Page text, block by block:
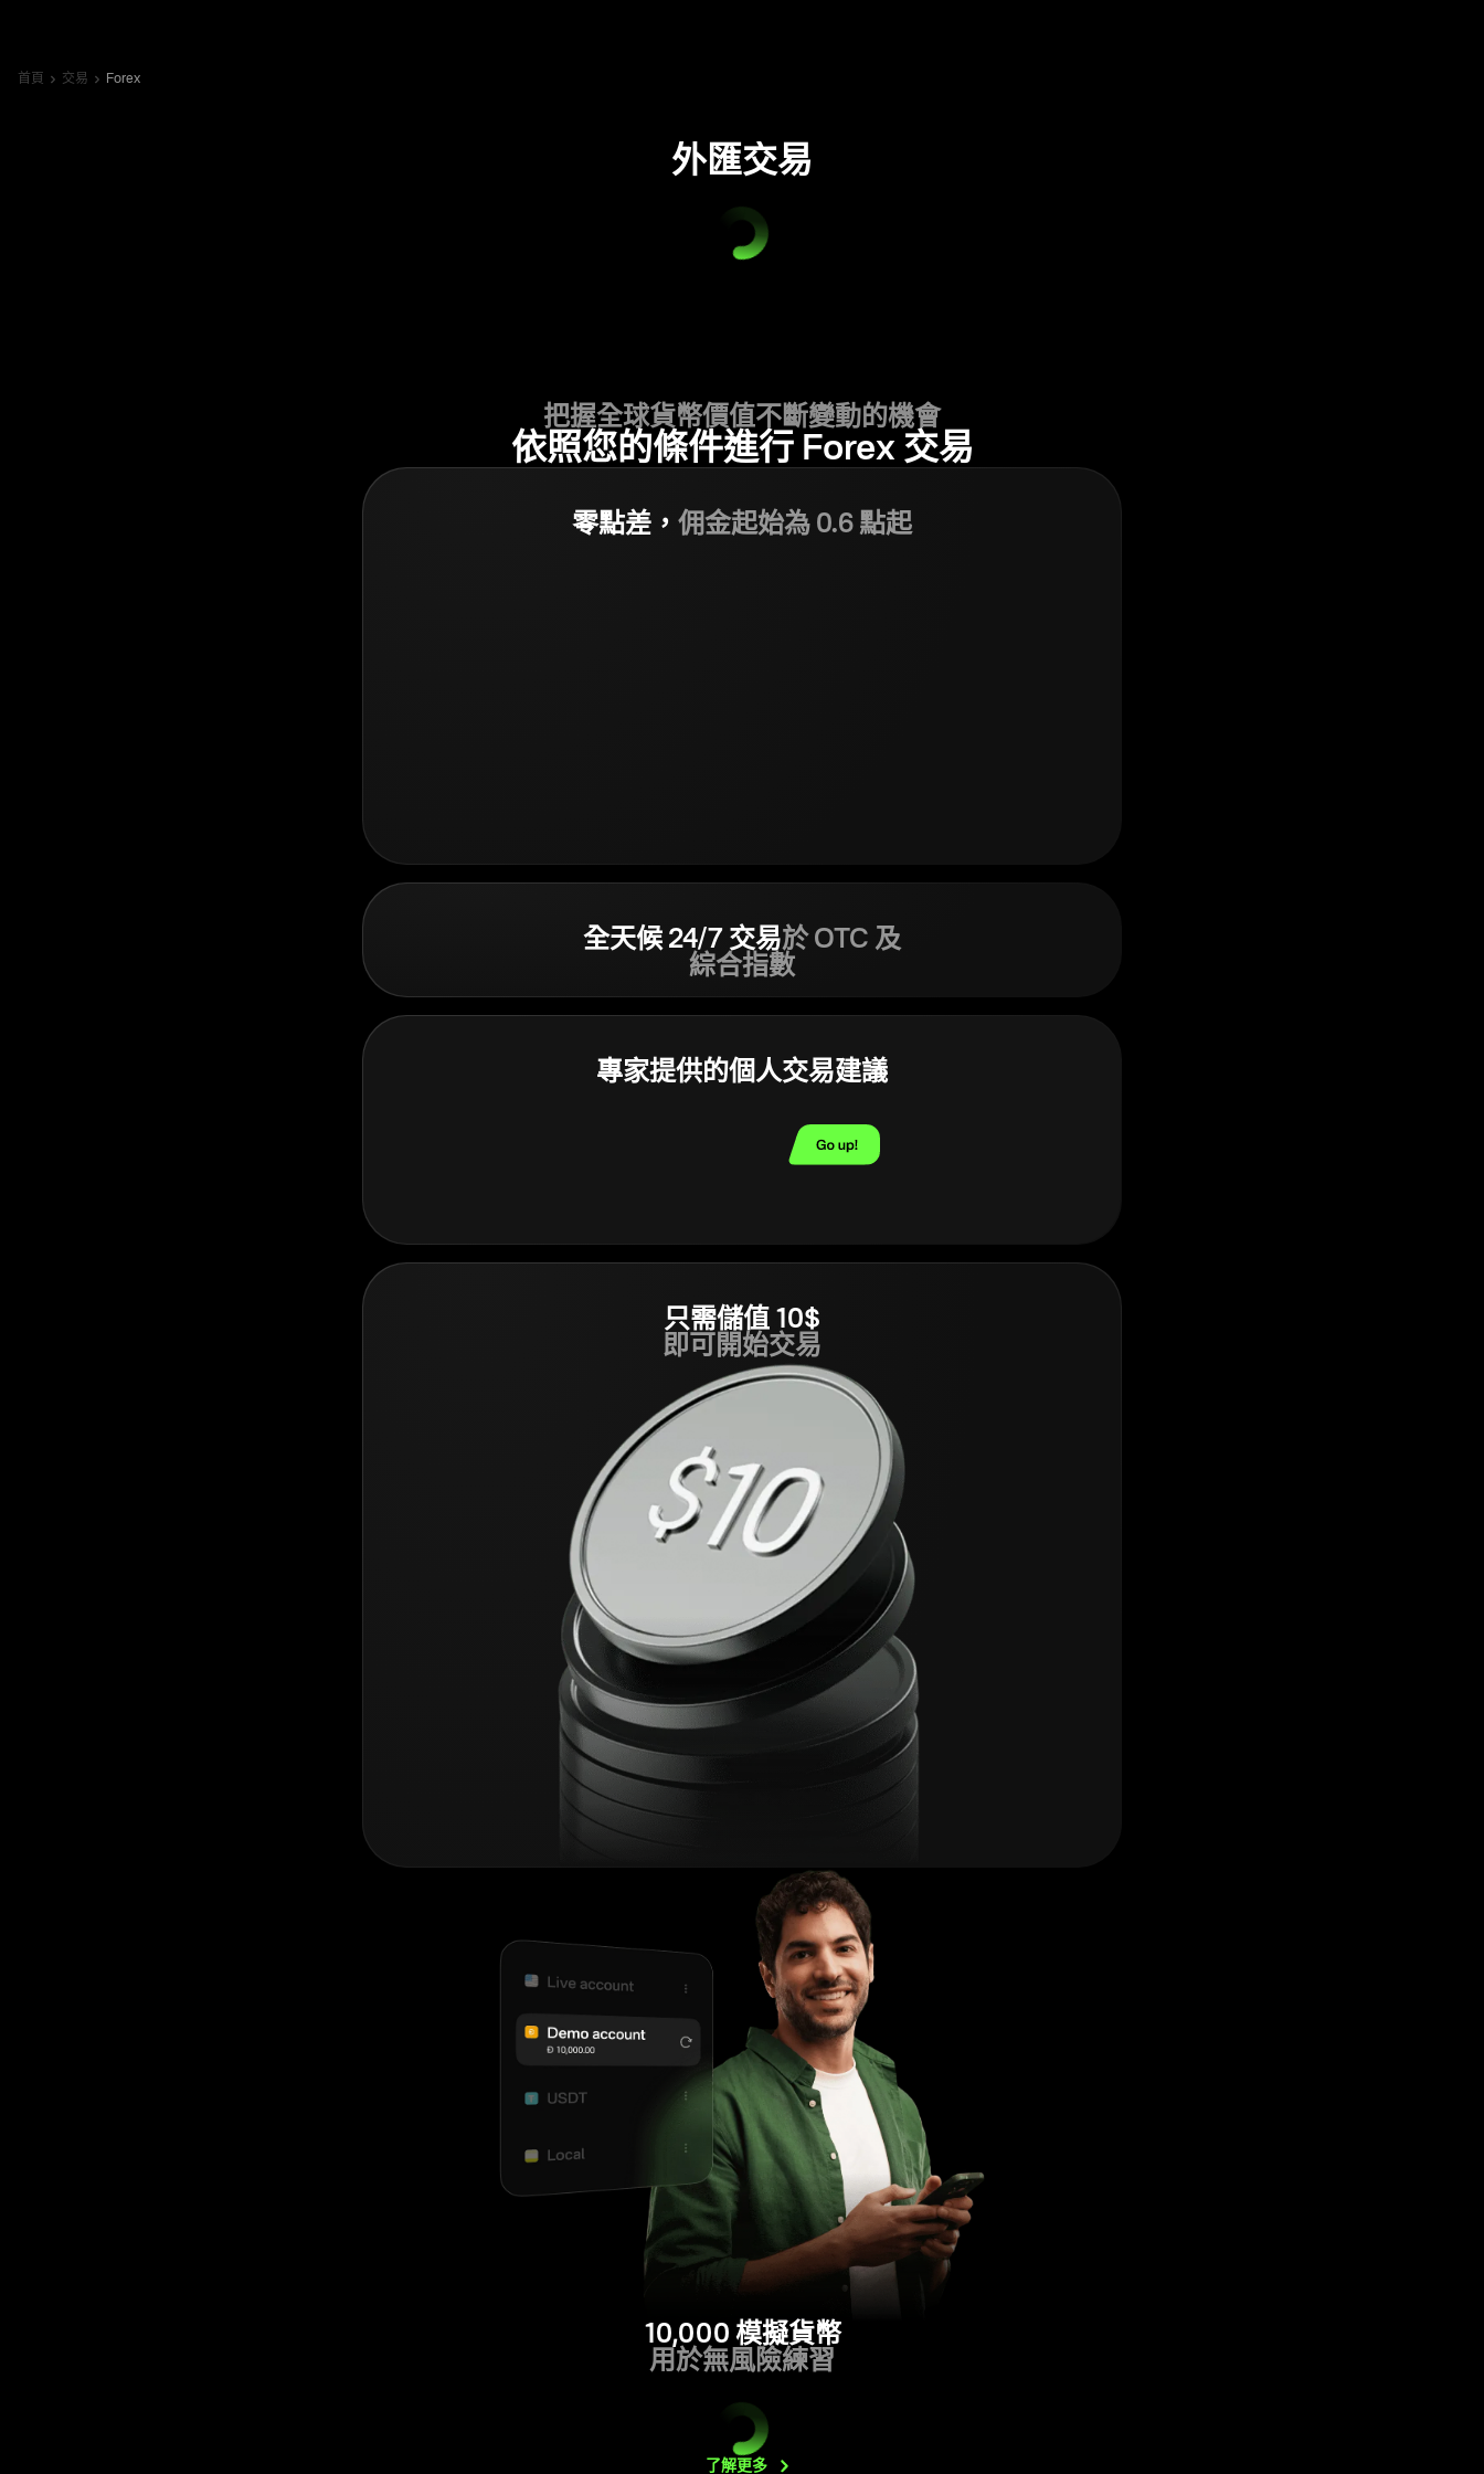
首頁 交易 Forex
外匯交易
把握全球貨幣價值不斷變動的機會
依照您的條件進行 Forex 交易
零點差， 佣金起始為 0.6 點起
全天候 24/7 交易於 OTC 及
綜合指數
專家提供的個人交易建議
只需儲值 10$
即可開始交易
10,000 模擬貨幣
用於無風險練習
了解更多